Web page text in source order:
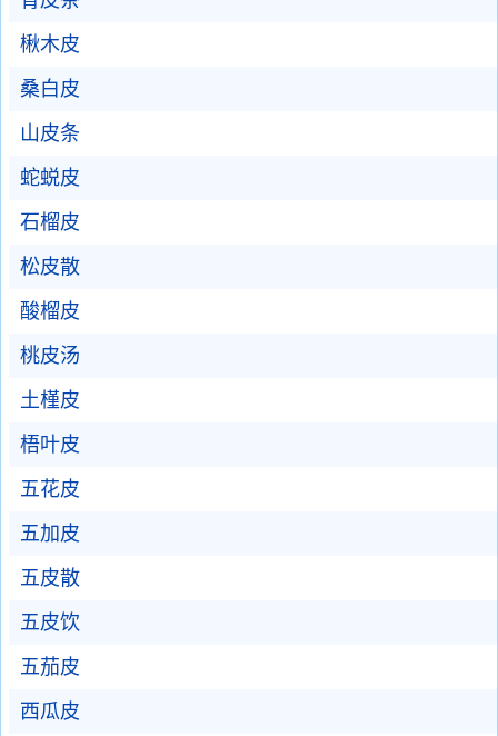
楸木皮
桑白皮
山皮条
蛇蜕皮
石榴皮
松皮散
酸榴皮
桃皮汤
土槿皮
梧叶皮
五花皮
五加皮
五皮散
五皮饮
五茄皮
西瓜皮